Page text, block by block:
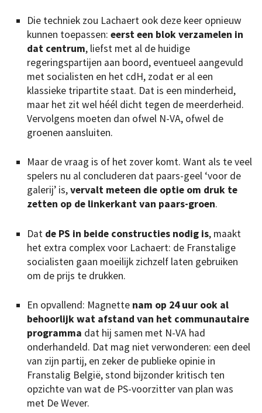
Die techniek zou Lachaert ook deze keer opnieuw
kunnen toepassen: eerst een blok verzamelen in
dat centrum, liefst met al de huidige
regeringspartijen aan boord, eventueel aangevuld
met socialisten en het cdH, zodat er al een
klassieke tripartite staat. Dat is een minderheid,
maar het zit wel héél dicht tegen de meerderheid.
Vervolgens moeten dan ofwel N-VA, ofwel de
groenen aansluiten.
Maar de vraag is of het zover komt. Want als te veel
spelers nu al concluderen dat paars-geel ‘voor de
galerij’ is,vervalt meteen die optie om druk te
zetten op de linkerkant van paars-groen.
Dat de PS in beide constructies nodig is, maakt
het extra complex voor Lachaert: de Franstalige
socialisten gaan moeilijk zichzelf laten gebruiken
om de prijs te drukken.
En opvallend: Magnette nam op 24 uur ook al
behoorlijk wat afstand van het communautaire
programma dat hij samen met N-VA had
onderhandeld. Dat mag niet verwonderen: een deel
van zijn partij, en zeker de publieke opinie in
Franstalig België, stond bijzonder kritisch ten
opzichte van wat de PS-voorzitter van plan was
met De Wever.